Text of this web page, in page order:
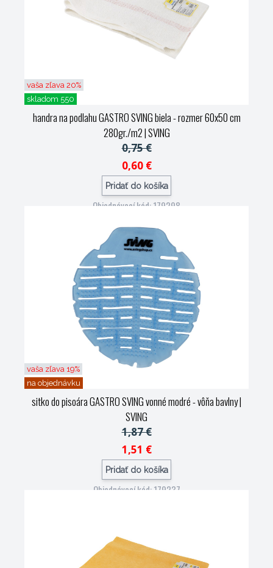
vaša zľava 20%
skladom 550
handra na podlahu GASTRO SVING biela - rozmer 60x50 cm
280gr./m2| SVING
0,75 €
0,60 €
Pridať do košíka
Objednávací kód: 179298
vaša zľava 19%
na objednávku
sitko do pisoára GASTRO SVING vonné modré - vôňa bavlny|
SVING
1,87 €
1,51 €
Pridať do košíka
Objednávací kód: 179237